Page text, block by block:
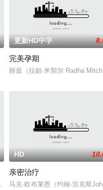
字第一
们结婚。儿子们各自带着自己的
人相依为命。为了生计，兄弟二
更新HD中字
完美孕期
丽兹（拉妲·米契尔 Radha
教练职务
小孩却不孝顺，将她每个月轮
Kozlovsky 饰）曾经是大学历史
HD
亲密治疗
马克·欧布莱恩（约翰·浩克斯